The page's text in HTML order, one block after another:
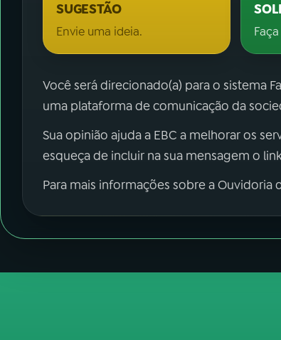
SUGESTÃO
Envie uma ideia.
Você será direcionado(a) para o sistema
uma plataforma de comunicação da
Sua opinião ajuda a EBC a melhorar os
esqueça de incluir na sua mensagem o
Para mais informações sobre a Ouvidoria